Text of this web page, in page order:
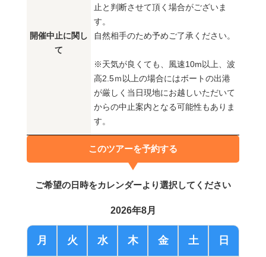
開催中止に関し
て
止と判断させて頂く場合がございま
す。
自然相手のため予めご了承ください。
※天気が良くても、風速10m以上、波
高2.5ｍ以上の場合にはボートの出港
が厳しく当日現地にお越しいただいて
からの中止案内となる可能性もありま
す。
このツアーを予約する
ご希望の日時をカレンダーより選択してください
2026年8月
月 火 水 木 金 土 日